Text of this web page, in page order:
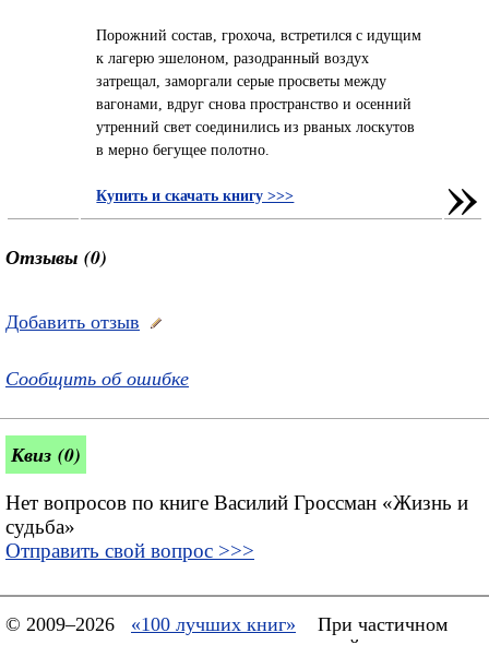
Порожний состав, грохоча, встретился с идущим
к лагерю эшелоном, разодранный воздух
затрещал, заморгали серые просветы между
вагонами, вдруг снова пространство и осенний
утренний свет соединились из рваных лоскутов
в мерно бегущее полотно.
Купить и скачать книгу >>> »
Отзывы (0)
Добавить отзыв
Сообщить об ошибке
Квиз (0)
Нет вопросов по книге Василий Гроссман «Жизнь и
судьба»
Отправить свой вопрос >>>
© 2009–2026 «100 лучших книг»
При частичном